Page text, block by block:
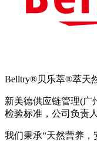
Belltry®贝乐萃®萃天
新美德供应链管理(广
检验标准，公司负责
我们秉承“天然营养